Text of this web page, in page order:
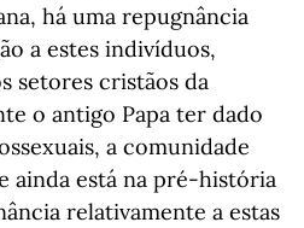
há uma repugnância
a estes indivíduos,
setores cristãos da
o antigo Papa ter dado
a comunidade
ainda está na pré-história
relativamente a estas